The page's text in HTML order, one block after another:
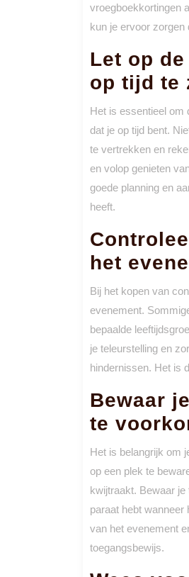
vroegboekkortingen
kun je ervoor zorgen
Let op
op tijd te
Het is essentieel om
dat je op tijd bent.
te vertrekken en
en volop genieten
goede planning en
heeft.
het
Bij het kopen van
evenement.
bepaalde
je teleurstelling en
hindernissen. Het is
Bewaar
te
Het is belangrijk om
op een plek te
kwijtraakt. Bewaar
paraat hebt
van het evenement
toegangsbewijs.